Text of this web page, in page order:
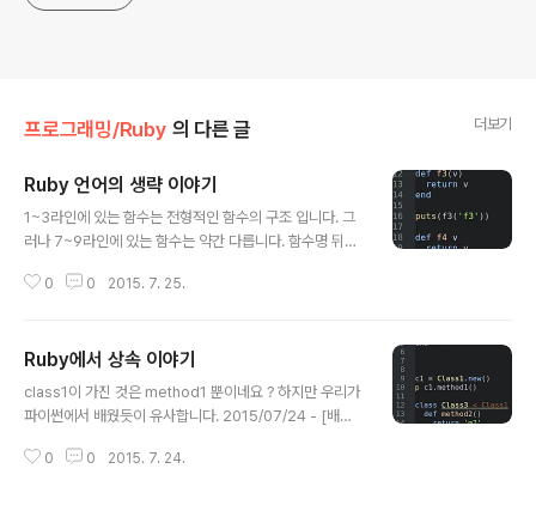
프로그래밍/Ruby 의 다른 글 더보기
Ruby 언어의 생략 이야기
1~3라인에 있는 함수는 전형적인 함수의 구조 입니다. 그
러나 7~9라인에 있는 함수는 약간 다릅니다. 함수명 뒤에
행이 됩니다. 12~14라인의 경우는 전형적인 인자를 넘겨
8라인에 걸친 함수는 return이라는 지시어 조차 없습니
다. 그럼에도 불구하고 실행이 잘 되죠. 루비에서는 이러한
함수의 괄호 생략이 가능합니다. 간결성을 높이는 것이죠.
는 있죠. 그러나 명확하므로 가독성이 떨어진다고는 말하
0 0 2015. 7. 25.
Ruby에서 상속 이야기
class1이 가진 것은 method1 뿐이네요 ? 하지만 우리가
파이썬에서 배웠듯이 유사합니다. 2015/07/24 - [배우
이야기 결국, 10line의 출력은 m1이 출력 되겠네요 ? ^^
0 0 2015. 7. 24.